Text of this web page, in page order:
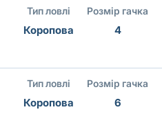
Тип ловлі
Коропова
Розмір гачка
4
Тип ловлі
Коропова
Розмір гачка
6